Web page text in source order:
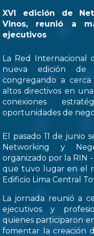
XVI edición de
Vinos, reunió a
ejecutivos
La Red Internacional
nueva edición de
congregando a
altos directivos en
conexiones
oportunidades de
El pasado 11 de junio
Networking y
organizado por la RIN
que tuvo lugar en el
Edificio Lima Central
La jornada reunió a
ejecutivos y
quienes participaron
fomentar la creación